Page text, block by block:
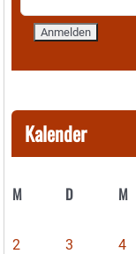
Kalender
M D M
2
3 4